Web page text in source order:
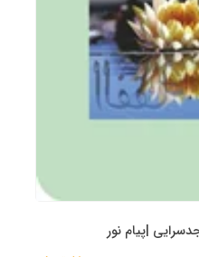
|پیام نور